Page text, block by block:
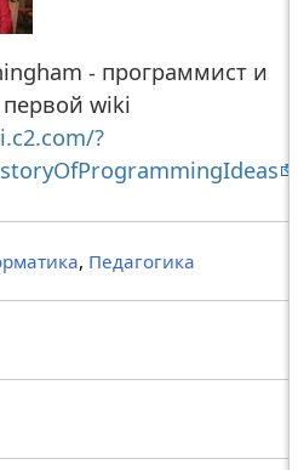
- программист и
первой wiki
?
, Педагогика